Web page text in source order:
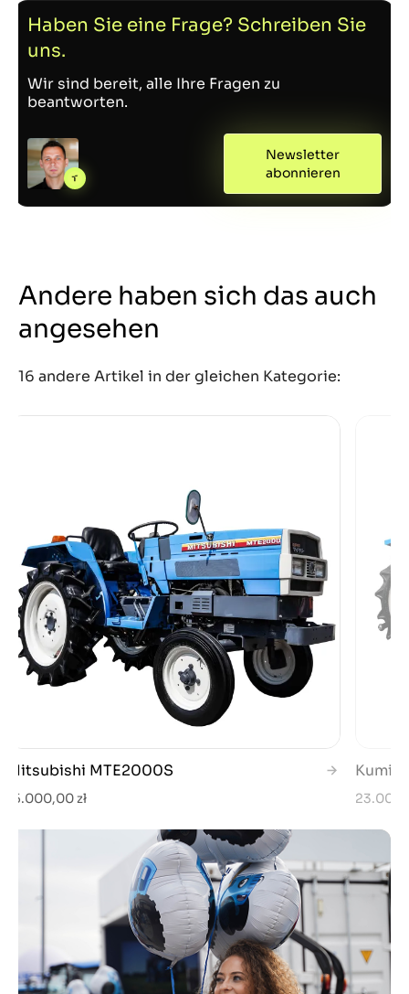
Haben Sie eine Frage? Schreiben Sie
uns.
Wir sind bereit, alle Ihre Fragen zu
beantworten.
Newsletter
abonnieren
Andere haben sich das auch
angesehen
16 andere Artikel in der gleichen Kategorie:
Mitsubishi MTE2000S
15.000,00 zł
Kumiai